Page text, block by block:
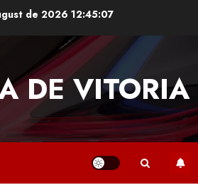
de 2026 12:45:08
DE VITORIA